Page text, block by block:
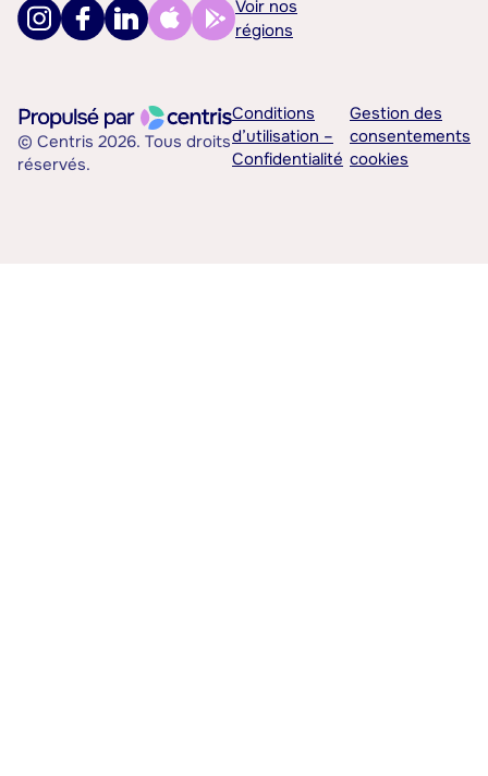
Voir nos
régions
© Centris 2026. Tous droits
réservés.
Conditions
d’utilisation –
Confidentialité
Gestion des
consentements
cookies